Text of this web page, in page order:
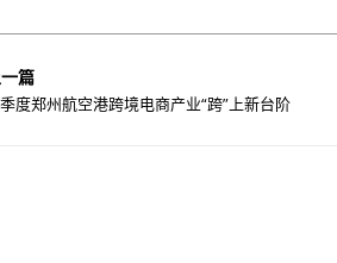
篇
度郑州航空港跨境电商产业“跨”上新台阶